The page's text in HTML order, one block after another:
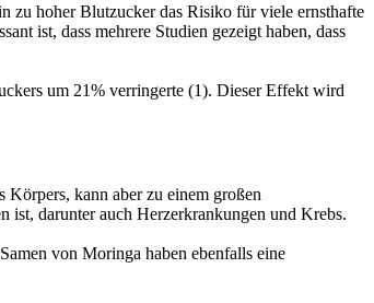
zu hoher Blutzucker das Risiko für viele ernsthafte
ist, dass mehrere Studien gezeigt haben, dass
um 21% verringerte (1). Dieser Effekt wird
kann aber zu einem großen
ist, darunter auch Herzerkrankungen und Krebs.
von Moringa haben ebenfalls eine